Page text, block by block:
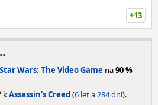
+13
Star Wars: The Video Game na90 %
kAssassin's Creed(6 let a 284 dní).